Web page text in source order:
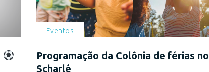
Eventos
Programação da Colônia de férias no
Scharlé